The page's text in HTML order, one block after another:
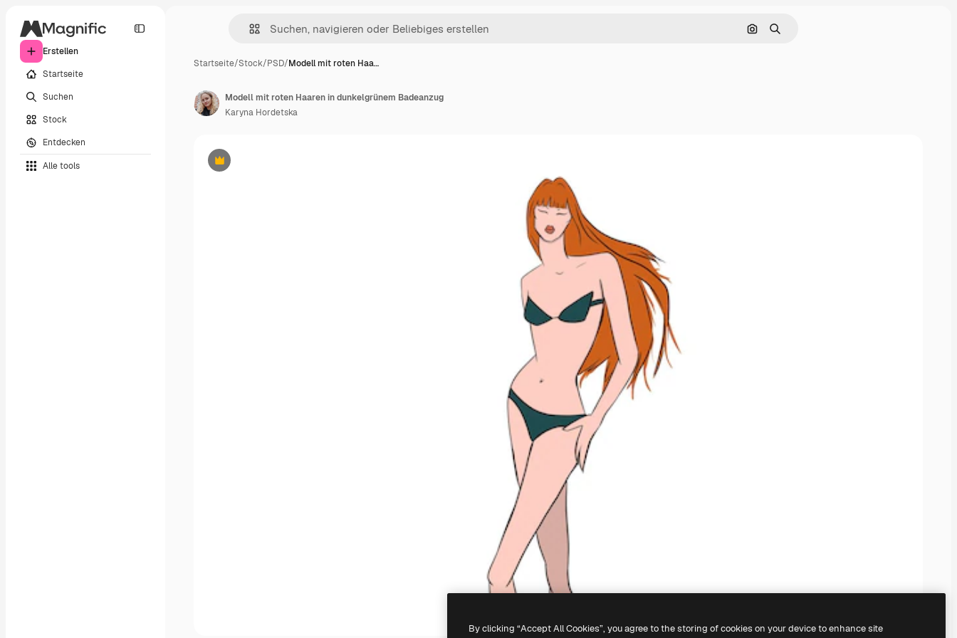
Erstellen
Startseite
Suchen
Stock
Entdecken
Alle tools
Nach Bild suchen
Suchen
Startseite/Stock/PSD/Modell mit roten Haa…
Premium
Modell mit roten Haaren in dunkelgrünem Badeanzug
Karyna Hordetska
By clicking “Accept All Cookies”, you agree to the storing of cookies on your device to enhance site